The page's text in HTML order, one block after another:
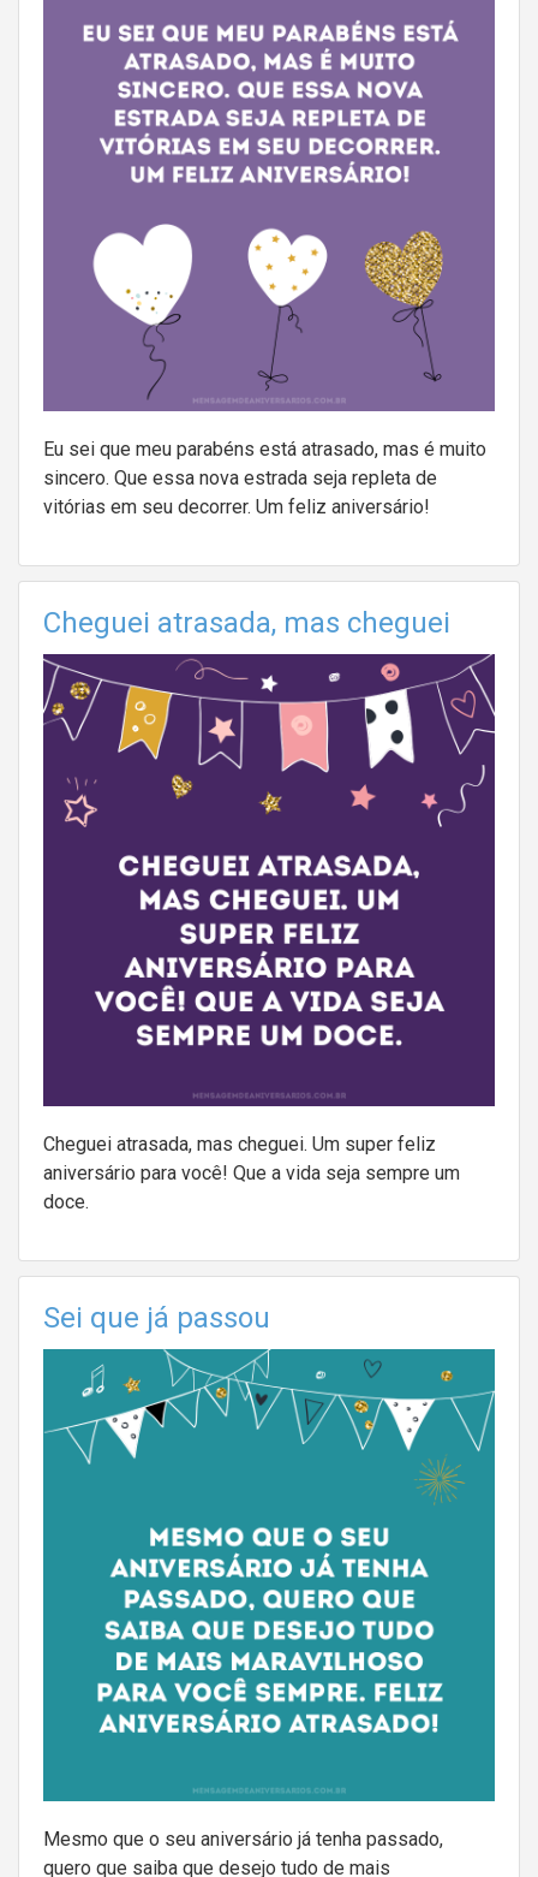
Eu sei que meu parabéns está atrasado, mas é muito
sincero. Que essa nova estrada seja repleta de
vitórias em seu decorrer. Um feliz aniversário!
Cheguei atrasada, mas cheguei
Cheguei atrasada, mas cheguei. Um super feliz
aniversário para você! Que a vida seja sempre um
doce.
Sei que já passou
Mesmo que o seu aniversário já tenha passado,
quero que saiba que desejo tudo de mais